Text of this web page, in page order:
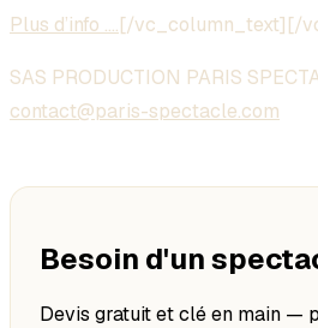
Plus d’info ….[/vc_column_text][/
SAS PRODUCTION PARIS
contact@paris-spectacle.com
Besoin d'un
Devis gratuit et clé en main —